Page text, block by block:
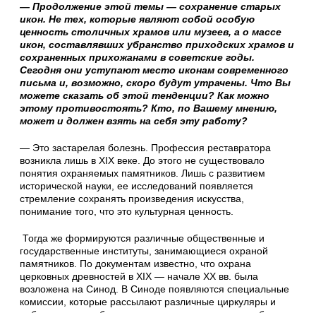
— Продолжение этой темы — сохранение старых
икон. Не тех, которые являют собой особую
ценность столичных храмов или музеев, а о массе
икон, составлявших убранство приходских храмов и
сохраненных прихожанами в советские годы.
Сегодня они уступают место иконам современного
письма и, возможно, скоро будут утрачены. Что Вы
можете сказать об этой тенденции? Как можно
этому противостоять? Кто, по Вашему мнению,
может и должен взять на себя эту работу?
— Это застарелая болезнь. Профессия реставратора
возникла лишь в XIX веке. До этого не существовало
понятия охраняемых памятников. Лишь с развитием
исторической науки, ее исследований появляется
стремление сохранять произведения искусства,
понимание того, что это культурная ценность.
Тогда же формируются различные общественные и
государственные институты, занимающиеся охраной
памятников. По документам известно, что охрана
церковных древностей в XIX — начале XX вв. была
возложена на Синод. В Синоде появляются специальные
комиссии, которые рассылают различные циркуляры и